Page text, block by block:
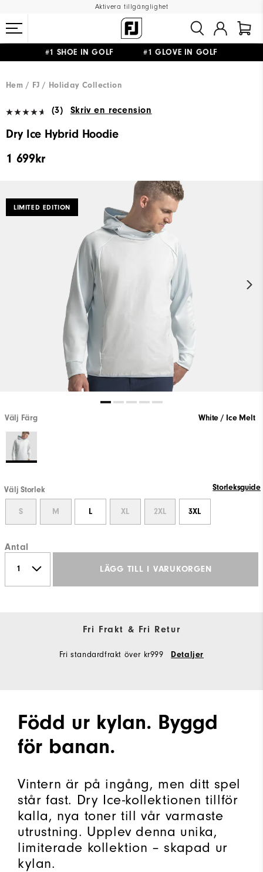
Aktivera tillgänglighet
#1 SHOE IN GOLF #1 GLOVE IN GOLF
Hem
FJ Holiday Collection
(3) Skriv en recension
Dry Ice Hybrid Hoodie
1 699kr
LIMITED EDITION
Välj Färg White / Ice Melt
Välj Storlek Storleksguide
S M L XL 2XL 3XL
Antal
LÄGG TILL I VARUKORGEN
Fri Frakt & Fri Retur
Fri standardfrakt över kr999 Detaljer
Född ur kylan. Byggd
för banan.
Vintern är på ingång, men ditt spel
står fast. Dry Ice-kollektionen tillför
kalla, nya toner till vår varmaste
utrustning. Upplev denna unika,
limiterade kollektion – skapad ur
kylan.